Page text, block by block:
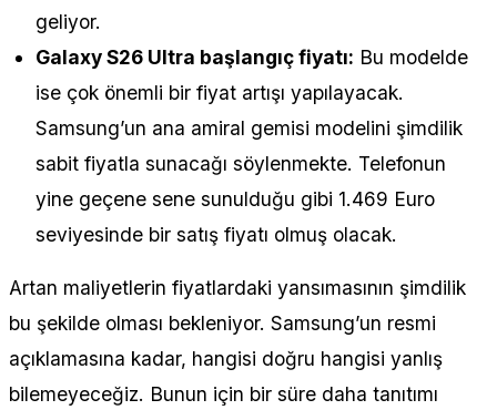
geliyor.
Galaxy S26 Ultra başlangıç fiyatı: Bu modelde
ise çok önemli bir fiyat artışı yapılayacak.
Samsung’un ana amiral gemisi modelini şimdilik
sabit fiyatla sunacağı söylenmekte. Telefonun
yine geçene sene sunulduğu gibi 1.469 Euro
seviyesinde bir satış fiyatı olmuş olacak.
Artan maliyetlerin fiyatlardaki yansımasının şimdilik
bu şekilde olması bekleniyor. Samsung’un resmi
açıklamasına kadar, hangisi doğru hangisi yanlış
bilemeyeceğiz. Bunun için bir süre daha tanıtımı